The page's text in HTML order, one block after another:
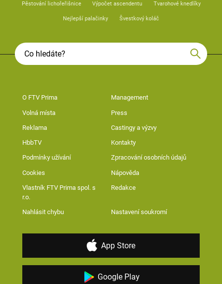
Pěstování lichořeřišnice Výpočet ascendentu Tvarohové knedlíky
Nejlepší palačinky Švestkový koláč
O FTV Prima Management
Volná místa Press
Reklama Castingy a výzvy
HbbTV Kontakty
Podmínky užívání Zpracování osobních údajů
Cookies Nápověda
Vlastník FTV Prima spol. s
r.o.
Redakce
Nahlásit chybu Nastavení soukromí
App Store
Google Play